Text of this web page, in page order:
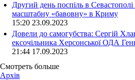
Другий день поспіль в
масштабну «бавовну» в Криму
15:20 23.09.2023
Довели до самогубства: Сергій
ексочільника Херсонської ОДА
21:44 17.09.2023
Смотреть больше
Архів